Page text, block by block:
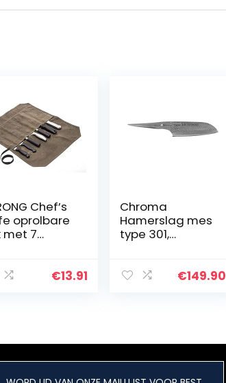
Chef’s
oprolbare
met 7
zakje,
€13.91
Chroma
Hamerslag mes
type 301,
02HM, Design by
€149.90